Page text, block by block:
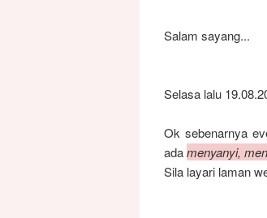
Salam sayang...
Selasa lalu
Ok sebenarnya
adamenyanyi,
Sila layari laman